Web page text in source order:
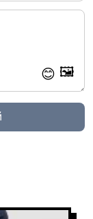
😊 🖼️